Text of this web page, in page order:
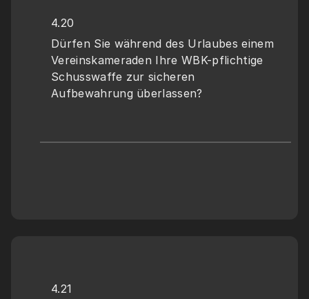
4.20
Dürfen Sie während des Urlaubes einem
Vereinskameraden Ihre WBK-pflichtige
Schusswaffe zur sicheren
Aufbewahrung überlassen?
4.21